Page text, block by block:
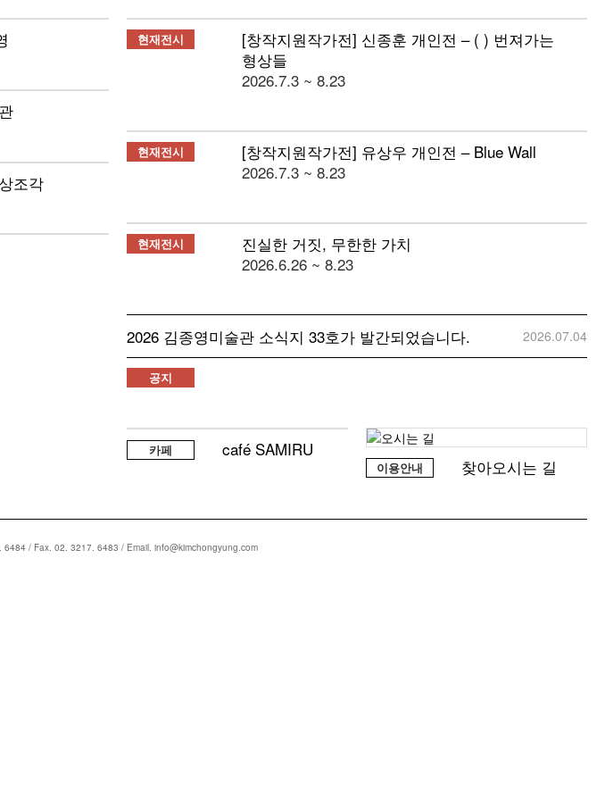
현재전시
[창작지원작가전] 신종훈 개인전 – ( ) 번져가는
형상들
2026.7.3 ~ 8.23
현재전시
[창작지원작가전] 유상우 개인전 – Blue Wall
2026.7.3 ~ 8.23
현재전시
진실한 거짓, 무한한 가치
2026.6.26 ~ 8.23
2026 김종영미술관 소식지 33호가 발간되었습니다. 2026.07.04
공지
카페 café SAMIRU
이용안내 찾아오시는 길
조각
6484 / Fax. 02. 3217. 6483 / Email. info@kimchongyung.com